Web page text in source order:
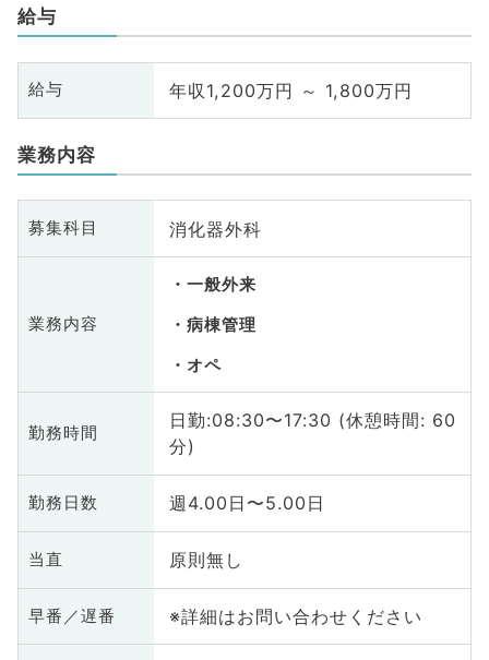
給与
給与 年収1,200万円 ～ 1,800万円
業務内容
募集科目 消化器外科
業務内容
一般外来
病棟管理
オペ
勤務時間
日勤:08:30〜17:30 (休憩時間: 60
分)
勤務日数 週4.00日〜5.00日
当直 原則無し
早番／遅番 ※詳細はお問い合わせください